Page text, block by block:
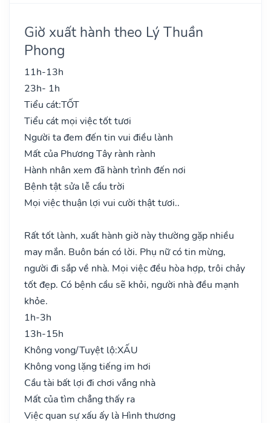
Giờ xuất hành theo Lý Thuần
Phong
11h-13h
23h- 1h
Tiểu cát:TỐT
Tiểu cát mọi việc tốt tươi
Người ta đem đến tin vui điều lành
Mất của Phương Tây rành rành
Hành nhân xem đã hành trình đến nơi
Bệnh tật sửa lễ cầu trời
Mọi việc thuận lợi vui cười thật tươi..
Rất tốt lành, xuất hành giờ này thường gặp nhiều
may mắn. Buôn bán có lời. Phụ nữ có tin mừng,
người đi sắp về nhà. Mọi việc đều hòa hợp, trôi chảy
tốt đẹp. Có bệnh cầu sẽ khỏi, người nhà đều mạnh
khỏe.
1h-3h
13h-15h
Không vong/Tuyệt lộ:XẤU
Không vong lặng tiếng im hơi
Cầu tài bất lợi đi chơi vắng nhà
Mất của tìm chẳng thấy ra
Việc quan sự xấu ấy là Hình thương